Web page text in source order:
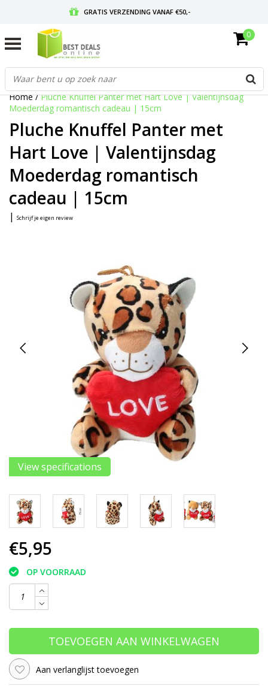
GRATIS VERZENDING VANAF €50,-
GRATIS RETOURNEREN EN 30 DAGEN BEDENKTIJD
0
Home/Pluche Knuffel Panter met Hart Love | Valentijnsdag
Moederdag romantisch cadeau | 15cm
Pluche Knuffel Panter met
Hart Love | Valentijnsdag
Moederdag romantisch
cadeau | 15cm
| Schrijf je eigen review
View specifications
€5,95
OP VOORRAAD
TOEVOEGEN AAN WINKELWAGEN
Aan verlanglijst toevoegen